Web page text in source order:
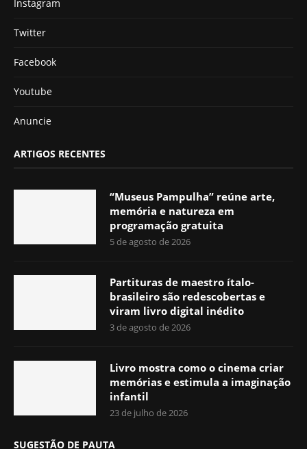
Instagram
Twitter
Facebook
Youtube
Anuncie
ARTIGOS RECENTES
“Museus Pampulha” reúne arte,
memória e natureza em
programação gratuita
5 de agosto de 2026
Partituras de maestro ítalo-
brasileiro são redescobertas e
viram livro digital inédito
3 de agosto de 2026
Livro mostra como o cinema criar
memórias e estimula a imaginação
infantil
23 de julho de 2026
SUGESTÃO DE PAUTA